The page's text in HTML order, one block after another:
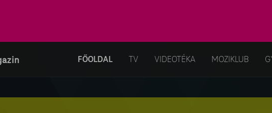
FŐOLDAL TV VIDEOTÉKA MOZIKLUB